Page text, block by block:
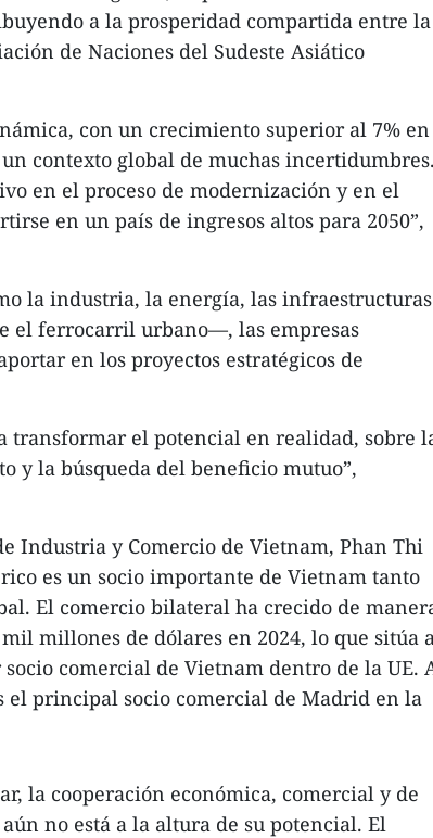
a la prosperidad compartida entre la
de Naciones del Sudeste Asiático
con un crecimiento superior al 7% en
contexto global de muchas incertidumbres.
en el proceso de modernización y en el
en un país de ingresos altos para 2050”,
la industria, la energía, las infraestructuras
el ferrocarril urbano—, las empresas
en los proyectos estratégicos de
transformar el potencial en realidad, sobre
y la búsqueda del beneficio mutuo”,
Industria y Comercio de Vietnam, Phan Thi
es un socio importante de Vietnam tanto
El comercio bilateral ha crecido de
millones de dólares en 2024, lo que sitúa
comercial de Vietnam dentro de la UE.
el principal socio comercial de Madrid en la
la cooperación económica, comercial y de
no está a la altura de su potencial. El